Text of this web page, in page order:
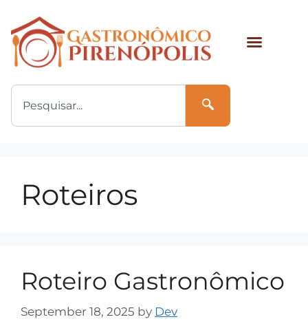
Roteiros
Roteiro Gastronômico
September 18, 2025 by Dev